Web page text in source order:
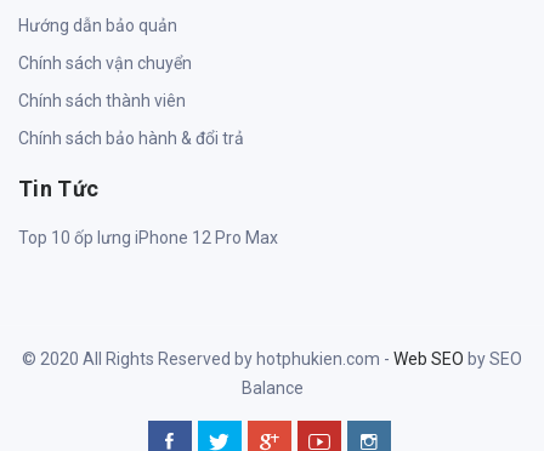
Hướng dẫn bảo quản
Chính sách vận chuyển
Chính sách thành viên
Chính sách bảo hành & đổi trả
Tin Tức
Top 10 ốp lưng iPhone 12 Pro Max
© 2020 All Rights Reserved by hotphukien.com - Web SEO by SEO
Balance